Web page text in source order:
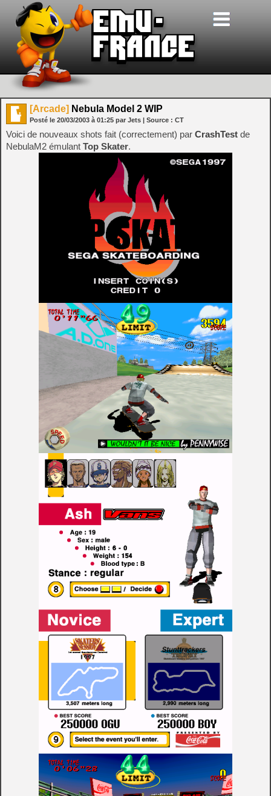
[Arcade] Nebula Model 2 WIP
Posté le 20/03/2003 à 01:25 par Jets | Source : CT
Voici de nouveaux shots fait (correctement) par CrashTest de
NebulaM2 émulant Top Skater.